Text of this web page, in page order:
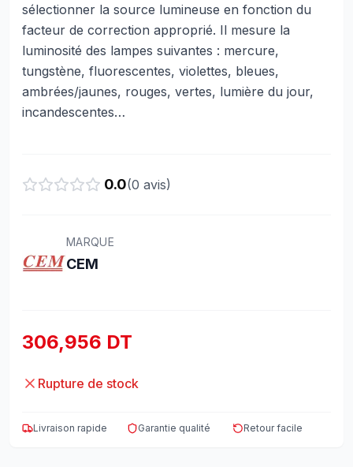
sélectionner la source lumineuse en fonction du
facteur de correction approprié. Il mesure la
luminosité des lampes suivantes : mercure,
tungstène, fluorescentes, violettes, bleues,
ambrées/jaunes, rouges, vertes, lumière du jour,
incandescentes…
0.0(0 avis)
MARQUE
CEM
306,956 DT
Rupture de stock
Livraison rapide Garantie qualité Retour facile